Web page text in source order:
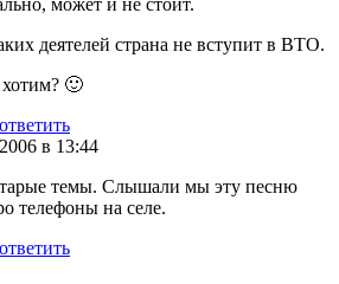
может и не стоит.
деятелей страна не вступит в ВТО.
🙂
в 13:44
темы. Слышали мы эту песню
телефоны на селе.